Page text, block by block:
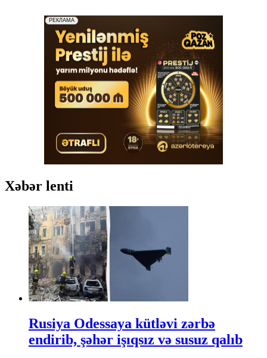
Xəbər lenti
Rusiya Odessaya kütləvi zərbə
endirib, şəhər işıqsız və susuz qalıb